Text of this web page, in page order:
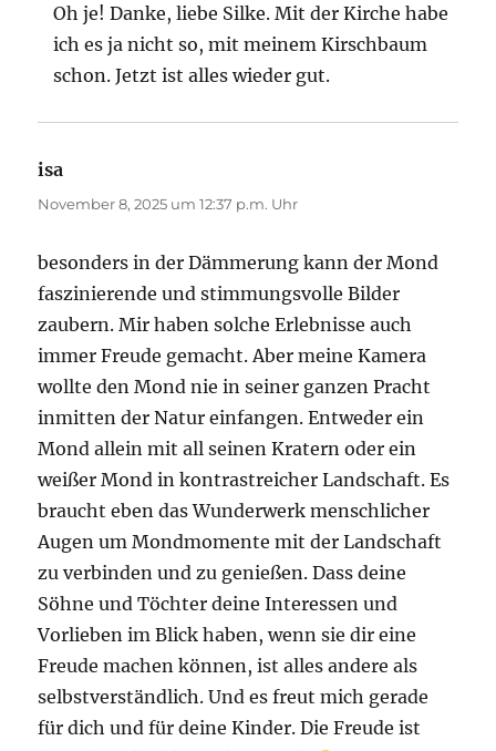
Oh je! Danke, liebe Silke. Mit der Kirche habe
ich es ja nicht so, mit meinem Kirschbaum
schon. Jetzt ist alles wieder gut.
isa
November 8, 2025 um 12:37 p.m. Uhr
besonders in der Dämmerung kann der Mond
faszinierende und stimmungsvolle Bilder
zaubern. Mir haben solche Erlebnisse auch
immer Freude gemacht. Aber meine Kamera
wollte den Mond nie in seiner ganzen Pracht
inmitten der Natur einfangen. Entweder ein
Mond allein mit all seinen Kratern oder ein
weißer Mond in kontrastreicher Landschaft. Es
braucht eben das Wunderwerk menschlicher
Augen um Mondmomente mit der Landschaft
zu verbinden und zu genießen. Dass deine
Söhne und Töchter deine Interessen und
Vorlieben im Blick haben, wenn sie dir eine
Freude machen können, ist alles andere als
selbstverständlich. Und es freut mich gerade
für dich und für deine Kinder. Die Freude ist